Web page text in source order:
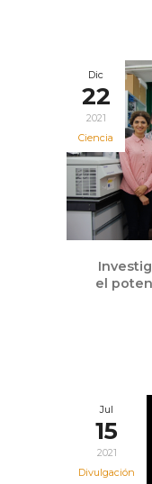
Dic
22
2021
Ciencia
el
Jul
15
2021
Divulgación